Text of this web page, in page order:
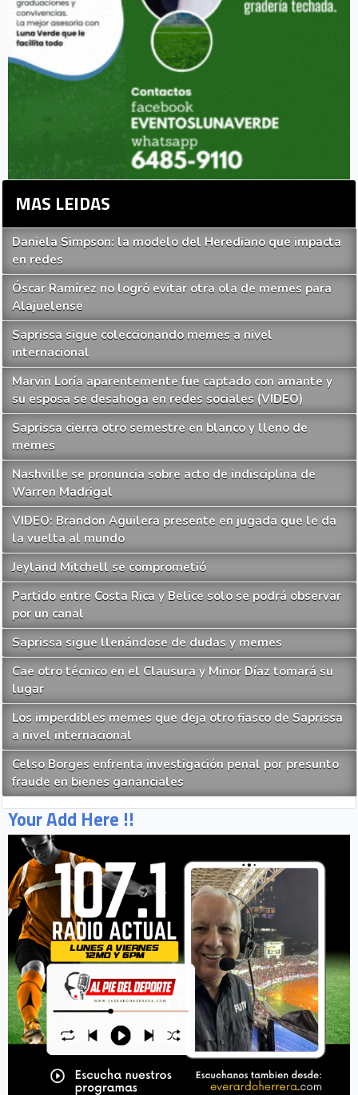
MAS LEIDAS
Daniela Simpson: la modelo del Herediano que impacta
en redes
Óscar Ramírez no logró evitar otra ola de memes para
Alajuelense
Saprissa sigue coleccionando memes a nivel
internacional
Marvin Loría aparentemente fue captado con amante y
su esposa se desahoga en redes sociales (VIDEO)
Saprissa cierra otro semestre en blanco y lleno de
memes
Nashville se pronuncia sobre acto de indisciplina de
Warren Madrigal
VIDEO: Brandon Aguilera presente en jugada que le da
la vuelta al mundo
Jeyland Mitchell se comprometió
Partido entre Costa Rica y Belice solo se podrá observar
por un canal
Saprissa sigue llenándose de dudas y memes
Cae otro técnico en el Clausura y Minor Díaz tomará su
lugar
Los imperdibles memes que deja otro fiasco de Saprissa
a nivel internacional
Celso Borges enfrenta investigación penal por presunto
fraude en bienes gananciales
Your Add Here !!